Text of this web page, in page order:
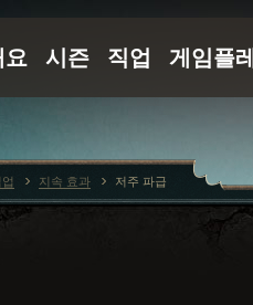
지속 효과 저주 파급